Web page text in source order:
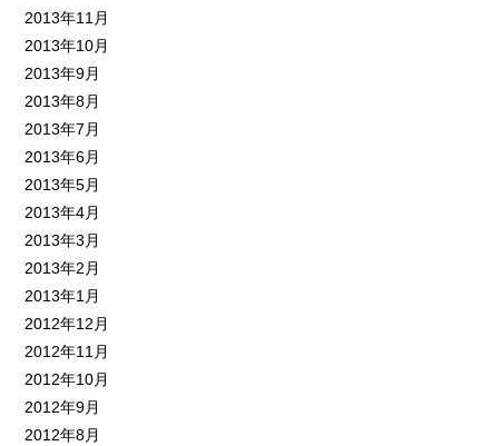
2013年11月
2013年10月
2013年9月
2013年8月
2013年7月
2013年6月
2013年5月
2013年4月
2013年3月
2013年2月
2013年1月
2012年12月
2012年11月
2012年10月
2012年9月
2012年8月